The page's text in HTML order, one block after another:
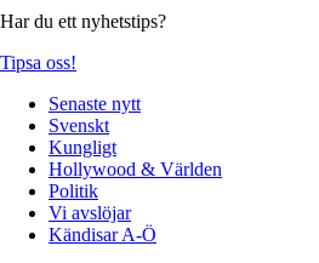
Har du ett nyhetstips?
Tipsa oss!
Senaste nytt
Svenskt
Kungligt
Hollywood & Världen
Politik
Vi avslöjar
Kändisar A-Ö